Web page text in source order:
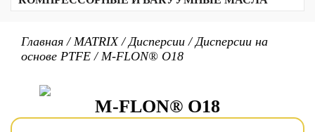
Сульфонат кальция
Бариевый комплекс
Литиевые
Литиевый комплекс
Для холодильных компрессоров
Для газовых компрессоров
Главная /MATRIX/Дисперсии /Дисперсии на
основе PTFE /M-FLON® O18
M-FLON® O18